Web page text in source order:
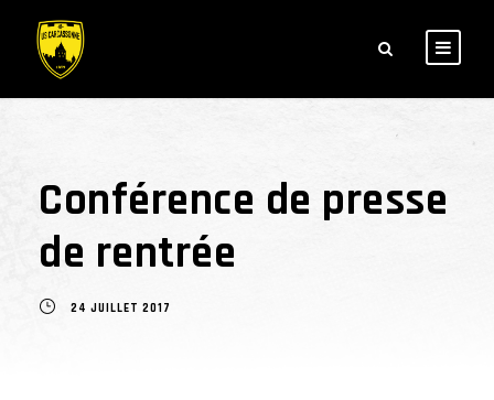
Conférence de presse
de rentrée
24 JUILLET 2017